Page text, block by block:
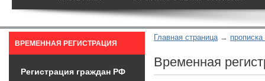
Главная страница
Временная
ВРЕМЕННАЯ РЕГИСТРАЦИЯ
Регистрация граждан РФ